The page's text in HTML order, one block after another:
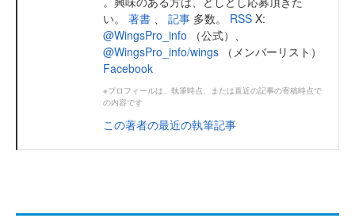
い。 著書 記事 多数。 RSS X:
@WingsPro_info
（公式）、
@WingsPro_info/wings
（メンバーリスト）
Facebook
※プロフィールは、執筆時点、または直近の記事の寄稿時点で
の内容です
この著者の最近の執筆記事